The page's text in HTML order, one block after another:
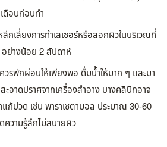
ดือนก่อนทำ
ลีกเลี่ยงการทำเลเซอร์หรือลอกผิวในบริเวณที่
อย่างน้อย 2 สัปดาห์
ควรพักผ่อนให้เพียงพอ ดื่มน้ำให้มาก ๆ และมา
อาดปราศจากเครื่องสำอาง บางคลินิกอาจ
แก้ปวด เช่น พาราเซตามอล ประมาณ 30-60
ความรู้สึกไม่สบายผิว